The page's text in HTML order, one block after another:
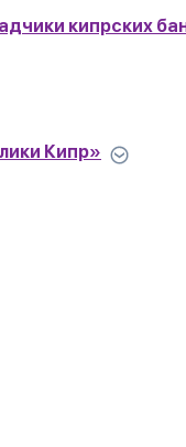
кипрских
Кипр»